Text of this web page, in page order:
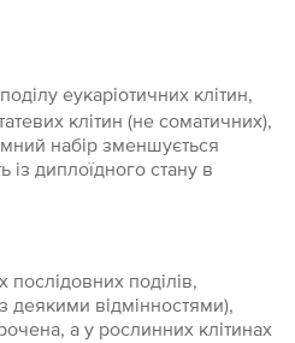
еукаріотичних клітин,
клітин (не соматичних),
набір зменшується
із диплоїдного стану в
поділів,
деякими відмінностями),
а у рослинних клітинах